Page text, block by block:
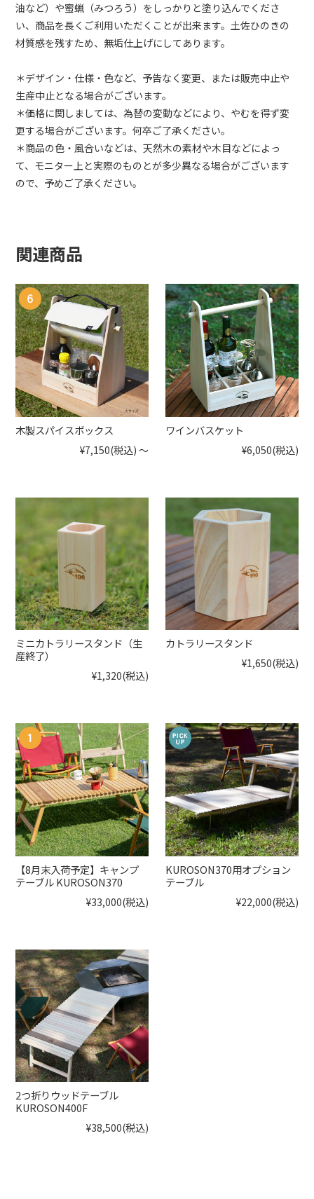
油など）や蜜蝋（みつろう）をしっかりと塗り込んでくださ
い、商品を長くご利用いただくことが出来ます。土佐ひのきの
材質感を残すため、無垢仕上げにしてあります。
＊デザイン・仕様・色など、予告なく変更、または販売中止や
生産中止となる場合がございます。
＊価格に関しましては、為替の変動などにより、やむを得ず変
更する場合がございます。何卒ご了承ください。
＊商品の色・風合いなどは、天然木の素材や木目などによっ
て、モニター上と実際のものとが多少異なる場合がございます
ので、予めご了承ください。
関連商品
木製スパイスボックス
¥7,150(税込) ～
ワインバスケット
¥6,050(税込)
ミニカトラリースタンド（生
産終了）
¥1,320(税込)
カトラリースタンド
¥1,650(税込)
【8月末入荷予定】キャンプ
テーブル KUROSON370
¥33,000(税込)
KUROSON370用オプション
テーブル
¥22,000(税込)
2つ折りウッドテーブル
KUROSON400F
¥38,500(税込)